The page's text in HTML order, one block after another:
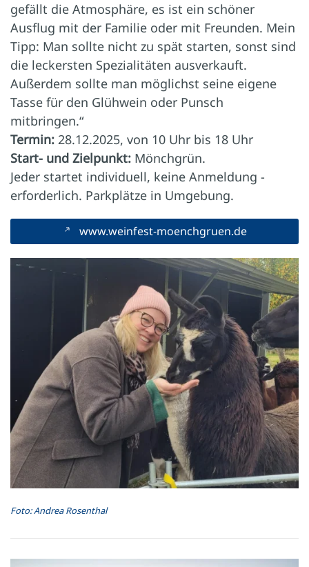
gefällt die Atmosphäre, es ist ein schöner
Ausflug mit der Familie oder mit Freunden. Mein
Tipp: Man sollte nicht zu spät starten, sonst sind
die leckersten Spezialitäten ausverkauft.
Außerdem sollte man möglichst seine eigene
Tasse für den Glühwein oder Punsch
mitbringen.“
Termin: 28.12.2025, von 10 Uhr bis 18 Uhr
Start- und Zielpunkt: Mönchgrün. ­
Jeder startet individuell, keine Anmeldung ­
erforderlich. Parkplätze in Umgebung.
www.weinfest-moenchgruen.de
Foto: Andrea Rosenthal